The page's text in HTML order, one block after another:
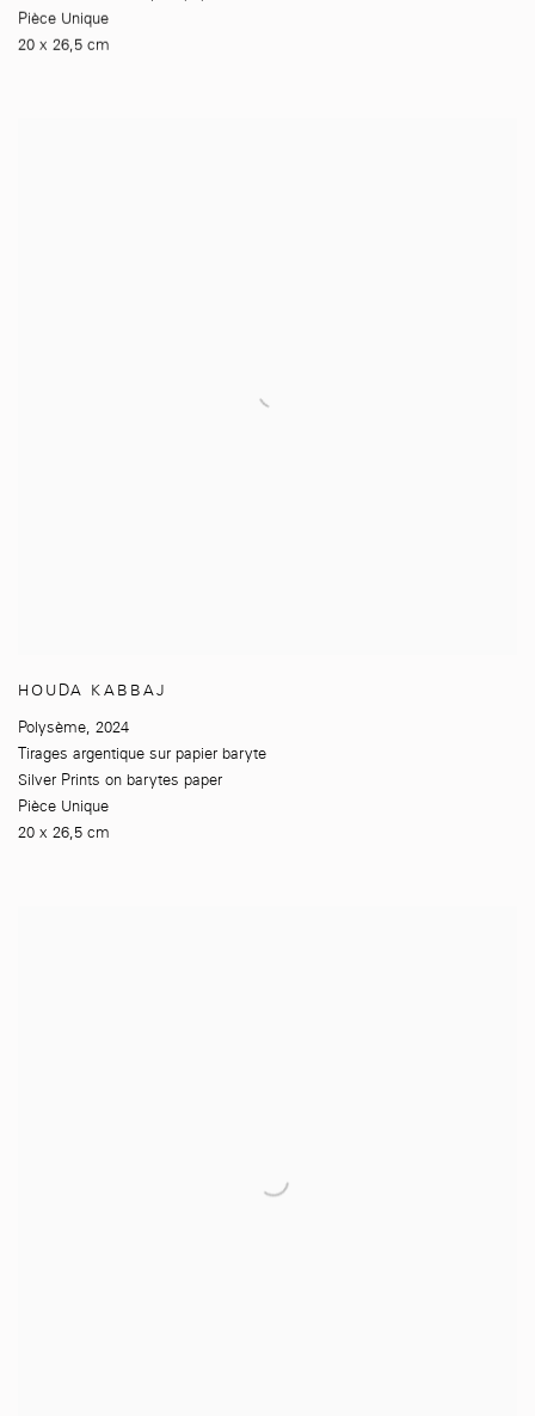
Pièce Unique
20 x 26,5 cm
HOUDA KABBAJ
Polysème 2024
Tirages argentique sur papier baryte
Silver Prints on barytes paper
Pièce Unique
20 x 26,5 cm